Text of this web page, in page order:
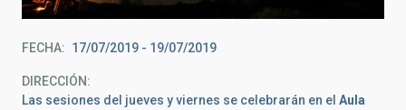
FECHA 17/07/2019 - 19/07/2019
DIRECCIÓN
Las sesiones del jueves y viernes se celebrarán en el Aula